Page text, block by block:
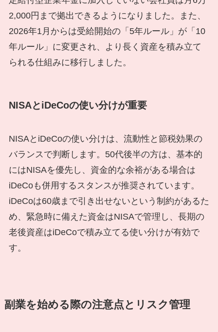
2,000円まで拠出できるようになりました。また、
2026年1月からは受給開始の「5年ルール」が「10
年ルール」に変更され、より長く資産を積み立て
られる仕組みに移行しました。
NISAとiDeCoの使い分けが重要
NISAとiDeCoの使い分けは、流動性と節税効果の
バランスで判断します。50代後半の方は、基本的
にはNISAを優先し、資金的な余裕がある場合は
iDeCoも併用するスタンスが推奨されています。
iDeCoは60歳まで引き出せないという制約があるた
め、緊急時に備えた資金はNISAで管理し、長期の
老後資産はiDeCoで積み立てる使い分けが有効で
す。
副業を始める際の注意点とリスク管理